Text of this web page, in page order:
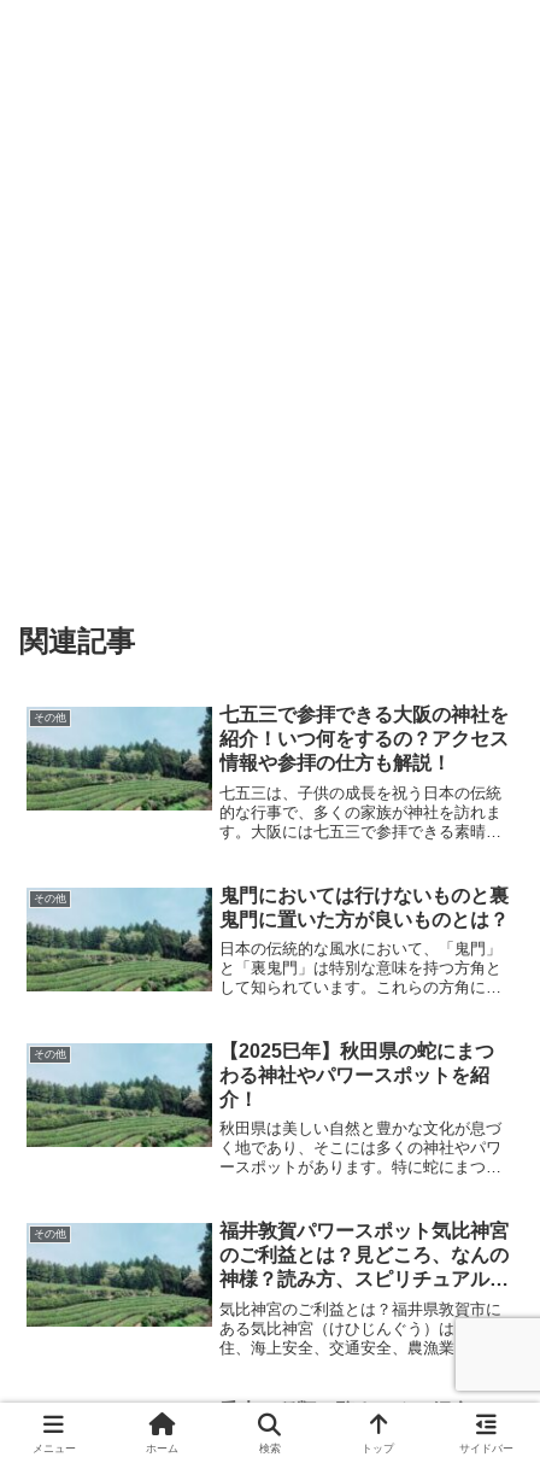
関連記事
その他
七五三で参拝できる大阪の神社を
紹介！いつ何をするの？アクセス
情報や参拝の仕方も解説！
七五三は、子供の成長を祝う日本の伝統
的な行事で、多くの家族が神社を訪れま
す。大阪には七五三で参拝できる素晴ら
方、アクセス情報や参拝の仕方を詳しく
解説します。七五三とは？...
その他
鬼門においては行けないものと裏
鬼門に置いた方が良いものとは？
日本の伝統的な風水において、「鬼門」
と「裏鬼門」は特別な意味を持つ方角と
して知られています。これらの方角に何
り、運気を上げるために重要だと考えら
れています。本記事では、...
その他
【2025巳年】秋田県の蛇にまつ
わる神社やパワースポットを紹
介！
秋田県は美しい自然と豊かな文化が息づ
く地であり、そこには多くの神社やパワ
ースポットがあります。特に蛇にまつわ
支である巳年に向けて、秋田県の蛇にま
つわる神社やパワース...
その他
福井敦賀パワースポット気比神宮
のご利益とは？見どころ、なんの
神様？読み方、スピリチュアルス
ポット、龍神との関係、松尾芭
蕉、角鹿神社と敦賀、長命水、お
守りの種類や御朱印、最寄り駅・
気比神宮のご利益とは？福井県敦賀市に
ある気比神宮（けひじんぐう）は、衣食
住、海上安全、交通安全、農漁業、延命
社として知られています。創建は大変古
く、2000年以上の歴史を誇り、北陸道の
総鎮守として崇敬され...
その他 香木の種類一覧まとめて紹介
香木（こうぼく）は、燃やすことで芳香
メニュー ホーム 検索 トップ サイドバー